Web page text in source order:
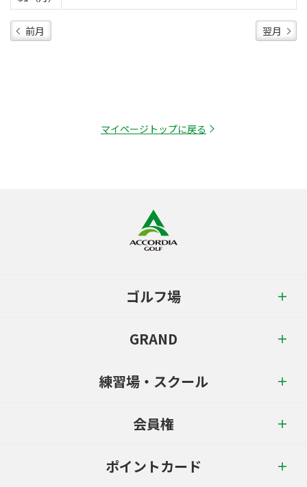
前月 翌月
マイページトップに戻る
ゴルフ場
GRAND
練習場・スクール
会員権
ポイントカード